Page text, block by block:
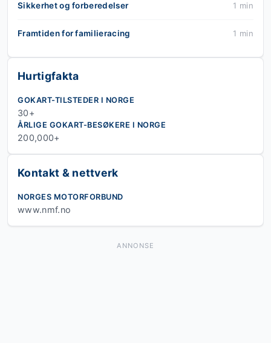
Sikkerhet og forberedelser 1 min
Framtiden for familieracing 1 min
Hurtigfakta
GOKART-TILSTEDER I NORGE
30+
ÅRLIGE GOKART-BESØKERE I NORGE
200,000+
Kontakt & nettverk
NORGES MOTORFORBUND
www.nmf.no
ANNONSE